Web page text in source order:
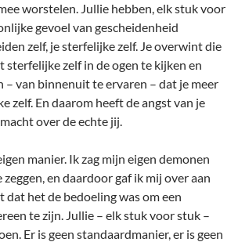
worstelen. Jullie hebben, elk stuk voor
gevoel van gescheidenheid
zelf, je sterfelijke zelf. Je overwint die
sterfelijke zelf in de ogen te kijken en
– van binnenuit te ervaren – dat je meer
zelf. En daarom heeft de angst van je
over de echte jij.
manier. Ik zag mijn eigen demonen
zeggen, en daardoor gaf ik mij over aan
dat het de bedoeling was om een
te zijn. Jullie – elk stuk voor stuk –
Er is geen standaardmanier, er is geen